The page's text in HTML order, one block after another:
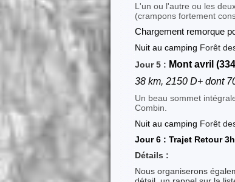
L'un ou l'autre ou les
(crampons fortement
Chargement remorque
Nuit au camping Forêt
Jour 5 : Mont avril
38 km, 2150 D+ dont
Un beau sommet
Combin.
Nuit au camping Forêt
Jour 6 : Trajet Retour
Détails :
Nous organiserons